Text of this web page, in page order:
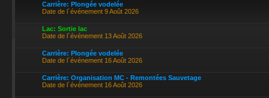
Carrière: Plongée vodelée
Date de l´événement 9 Août 2026
Lac: Sortie lac
Date de l´événement 13 Août 2026
Carrière: Plongée vodelée
Date de l´événement 16 Août 2026
Carrière: Organisation MC - Remontées Sauvetage
Date de l´événement 16 Août 2026